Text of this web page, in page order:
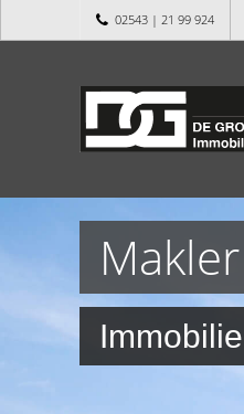
02543 | 21 99 924